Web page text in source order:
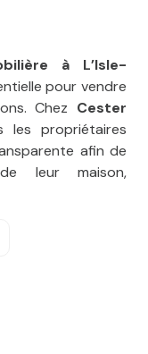
à L’Isle-
pour vendre
Chez Cester
les propriétaires
afin de
leur maison,
critères : le
une